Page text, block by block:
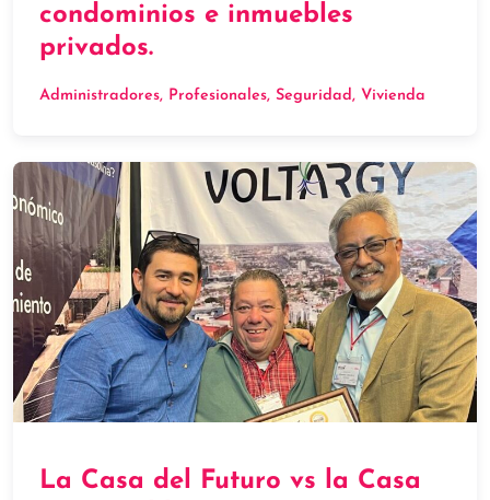
condominios e inmuebles
privados.
Administradores, Profesionales, Seguridad , Vivienda
La Casa del Futuro vs la Casa